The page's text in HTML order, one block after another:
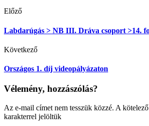
Előző
Labdarúgás > NB III. Dráva csoport >14.
Következő
Országos 1. díj videopályázaton
Vélemény, hozzászólás?
Az e-mail címet nem tesszük közzé. A
karakterrel jelöltük